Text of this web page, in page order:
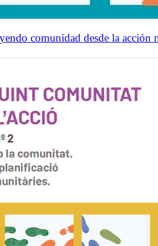
comunidad desde la acción